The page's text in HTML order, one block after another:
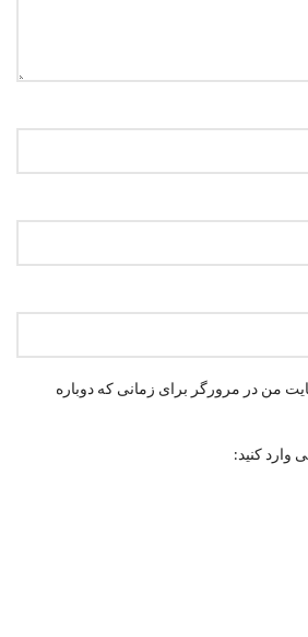
من در مرورگر برای زمانی که دوباره
وارد کنید: